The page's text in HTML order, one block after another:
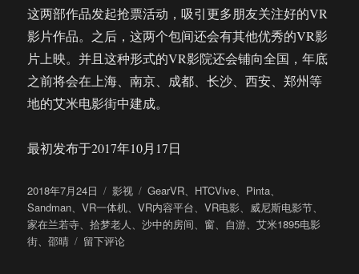
这两部作品发起抢票活动，吸引更多朋友关注好的VR
影片作品。之后，这两个包间还会有其他优秀的VR影
片上映。并且这种形式的VR影院还会铺向全国，年底
之前将会在上海、南京、成都、长沙、西安、郑州等
地的艾米电影街中建成。
最初发布于2017年10月17日
发
布
于
2018年7月24日
分
类
影视
标
签
GearVR、 HTCVive、 Pinta、
Sandman、VR一体机、VR内容平台、VR电影、 威尼斯电影节、
家在兰若寺、拾梦老人、沙中的房间、 窗、 自游、艾米1895电影
街、邵晴
于
留下评论